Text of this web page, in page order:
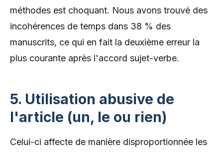
méthodes est choquant. Nous avons trouvé des
incohérences de temps dans 38 % des
manuscrits, ce qui en fait la deuxième erreur la
plus courante après l'accord sujet-verbe.
5. Utilisation abusive de
l'article (un, le ou rien)
Celui-ci affecte de manière disproportionnée les